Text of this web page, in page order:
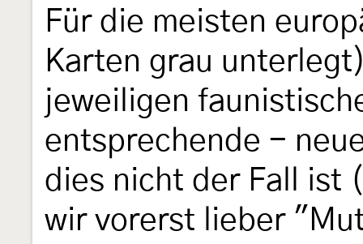
Für die meisten
Karten grau
jeweiligen
entsprechende -
dies nicht der Fall ist
wir vorerst lieber